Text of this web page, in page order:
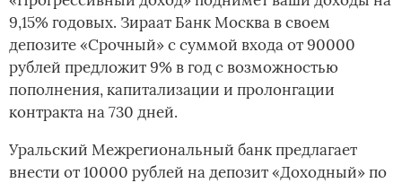
9,15% годовых. Зираат Банк Москва в своем
депозите «Срочный» с суммой входа от 90000
рублей предложит 9% в год с возможностью
пополнения, капитализации и пролонгации
контракта на 730 дней.
Уральский Межрегиональный банк предлагает
внести от 10000 рублей на депозит «Доходный» по